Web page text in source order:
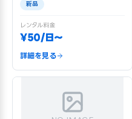
新品
レンタル料金
¥50/日〜
詳細を見る